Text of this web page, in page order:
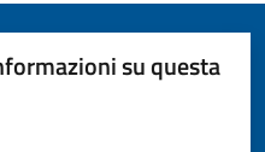
su questa